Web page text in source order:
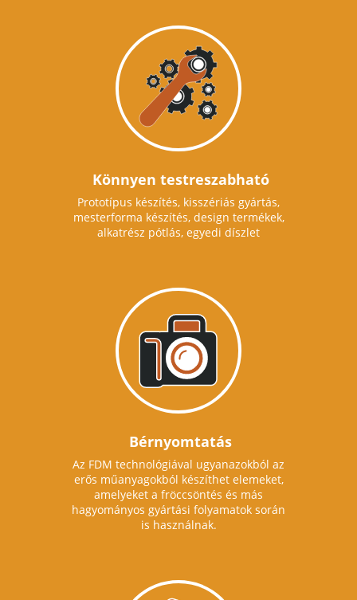
Könnyen testreszabható
Prototípus készítés, kisszériás gyártás,
mesterforma készítés, design termékek,
alkatrész pótlás, egyedi díszlet
Bérnyomtatás
Az FDM technológiával ugyanazokból az
erős műanyagokból készíthet elemeket,
amelyeket a fröccsöntés és más
hagyományos gyártási folyamatok során
is használnak.